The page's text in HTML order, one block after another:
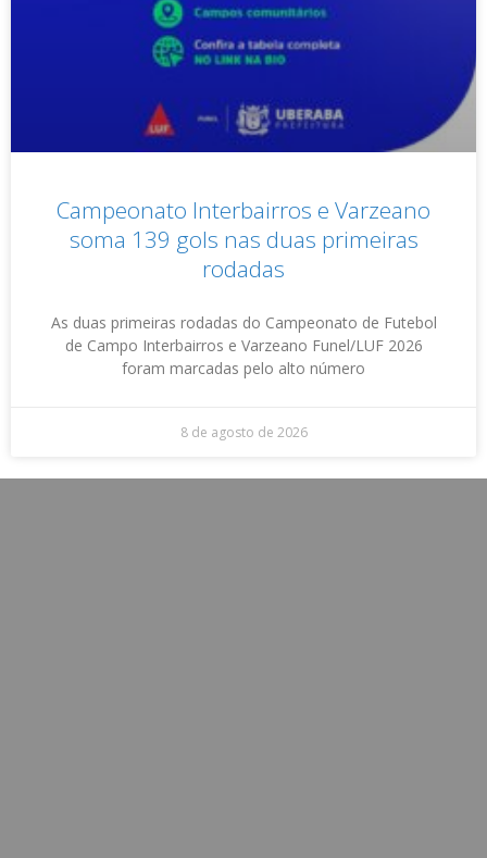
Campeonato Interbairros e Varzeano
soma 139 gols nas duas primeiras
rodadas
As duas primeiras rodadas do Campeonato de Futebol
de Campo Interbairros e Varzeano Funel/LUF 2026
foram marcadas pelo alto número
8 de agosto de 2026